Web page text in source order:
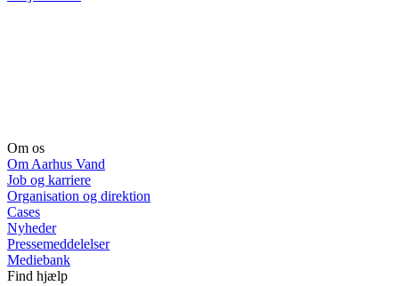
Om os
Om Aarhus Vand
Job og karriere
Organisation og direktion
Cases
Nyheder
Pressemeddelelser
Mediebank
Find hjælp